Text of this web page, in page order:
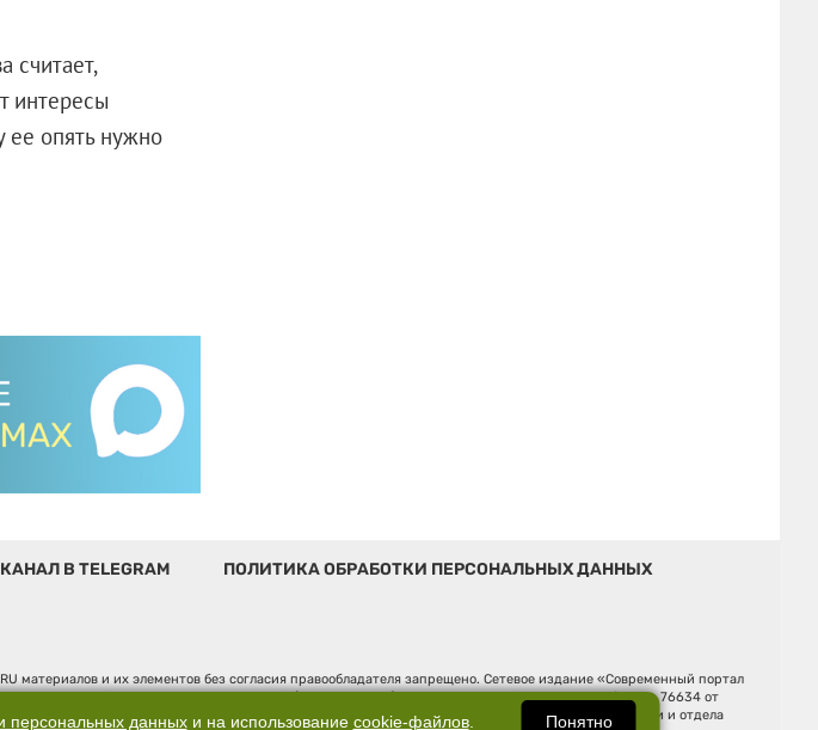
считает,
интересы
ее опять нужно
КАНАЛ В TELEGRAM
ПОЛИТИКА ОБРАБОТКИ ПЕРСОНАЛЬНЫХ ДАННЫХ
и их элементов без согласия правообладателя запрещено. Сетевое издание «Современный портал
технологий и массовых коммуникаций (Роскомнадзор). Регистрационный номер ЭЛ № ФС 77 - 76634 от
обл., г. Екатеринбург, ул. Бориса Ельцина, строение 3, оф. 7015 Фактический адрес редакции и отдела
персональных данныхи на использование cookie-файлов. Понятно